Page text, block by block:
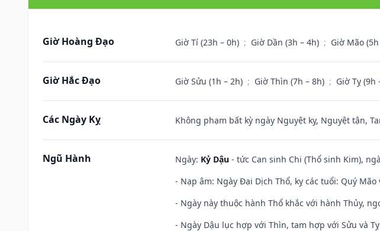
Giờ Hoàng Đạo Giờ Tí (23h – 0h) ; Giờ Dần (3h – 4h) ; Giờ Mão
Giờ Hắc Đạo Giờ Sửu (1h – 2h) ; Giờ Thìn (7h – 8h) ; Giờ Tỵ (9h
Các Ngày Kỵ Không phạm bất kỳ ngày Nguyệt kỵ, Nguyệt tận,
Ngũ Hành Ngày: Kỷ Dậu - tức Can sinh Chi (Thổ sinh Kim),
- Nạp âm: Ngày Đại Dịch Thổ, kỵ các tuổi: Quý Mão
- Ngày này thuộc hành Thổ khắc với hành Thủy,
- Ngày Dậu lục hợp với Thìn, tam hợp với Sửu và